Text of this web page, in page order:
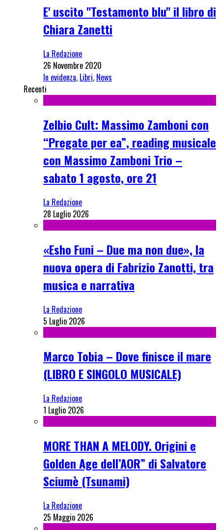
E' uscito "Testamento blu" il libro di
Chiara Zanetti
La Redazione
26 Novembre 2020
In evidenza, Libri, News
Recenti
Zelbio Cult: Massimo Zamboni con
“Pregate per ea”, reading musicale
con Massimo Zamboni Trio –
sabato 1 agosto, ore 21
La Redazione
28 Luglio 2026
«Esho Funi – Due ma non due», la
nuova opera di Fabrizio Zanotti, tra
musica e narrativa
La Redazione
5 Luglio 2026
Marco Tobia – Dove finisce il mare
(LIBRO E SINGOLO MUSICALE)
La Redazione
1 Luglio 2026
MORE THAN A MELODY. Origini e
Golden Age dell’AOR” di Salvatore
Sciumè (Tsunami)
La Redazione
25 Maggio 2026